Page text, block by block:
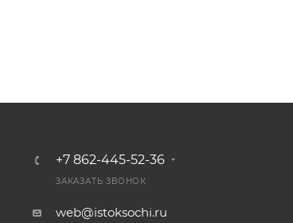
+7 862-445-52-36
ЗАКАЗАТЬ ЗВОНОК
web@istoksochi.ru